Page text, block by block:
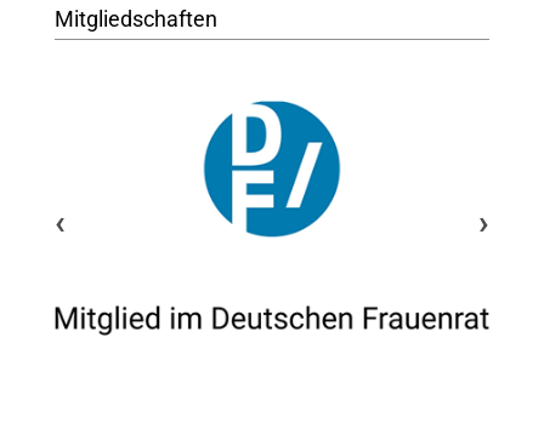
Mitgliedschaften
‹ ›